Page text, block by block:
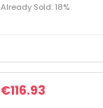
Already Sold: 18%
€116.93